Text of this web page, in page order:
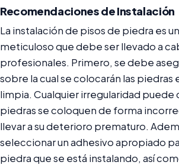
Recomendaciones de Instalación
La instalación de pisos de piedra es
meticuloso que debe ser llevado a
profesionales. Primero, se debe
sobre la cual se colocarán las piedras
limpia. Cualquier irregularidad puede
piedras se coloquen de forma
llevar a su deterioro prematuro.
seleccionar un adhesivo apropiado
piedra que se está instalando, así